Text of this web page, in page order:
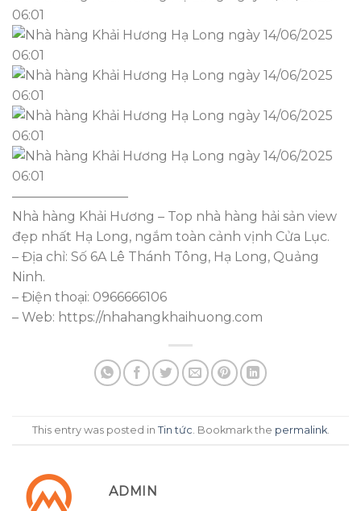
—————————
Nhà hàng Khải Hương – Top nhà hàng hải sản view
đẹp nhất Hạ Long, ngắm toàn cảnh vịnh Cửa Lục.
– Địa chỉ: Số 6A Lê Thánh Tông, Hạ Long, Quảng
Ninh.
– Điện thoại: 0966666106
– Web: https://nhahangkhaihuong.com
This entry was posted in Tin tức . Bookmark the permalink.
ADMIN